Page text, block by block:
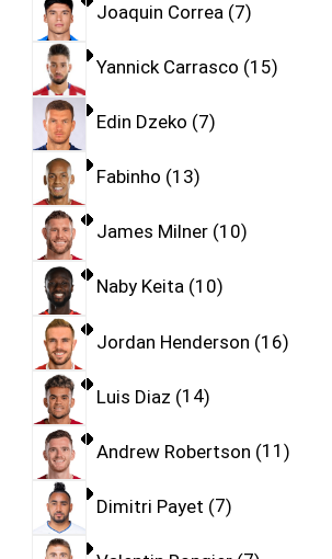
Joaquin Correa 7
Yannick Carrasco 15
Edin Dzeko 7
Fabinho 13
James Milner 10
Naby Keita 10
Jordan Henderson 16
Luis Diaz 14
Andrew Robertson 11
Dimitri Payet 7